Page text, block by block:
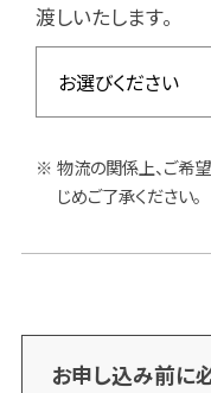
渡しいたします。
物流の関係上、ご希
じめご了承ください。
お申し込み前に